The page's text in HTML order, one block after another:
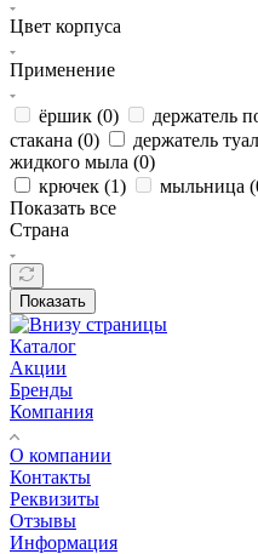
Цвет корпуса
Применение
ёршик (0) держатель
стакана (0) держатель
жидкого мыла (0)
крючек (1) мыльница (
Показать все
Страна
Показать
Каталог
Акции
Бренды
Компания
О компании
Контакты
Реквизиты
Отзывы
Информация